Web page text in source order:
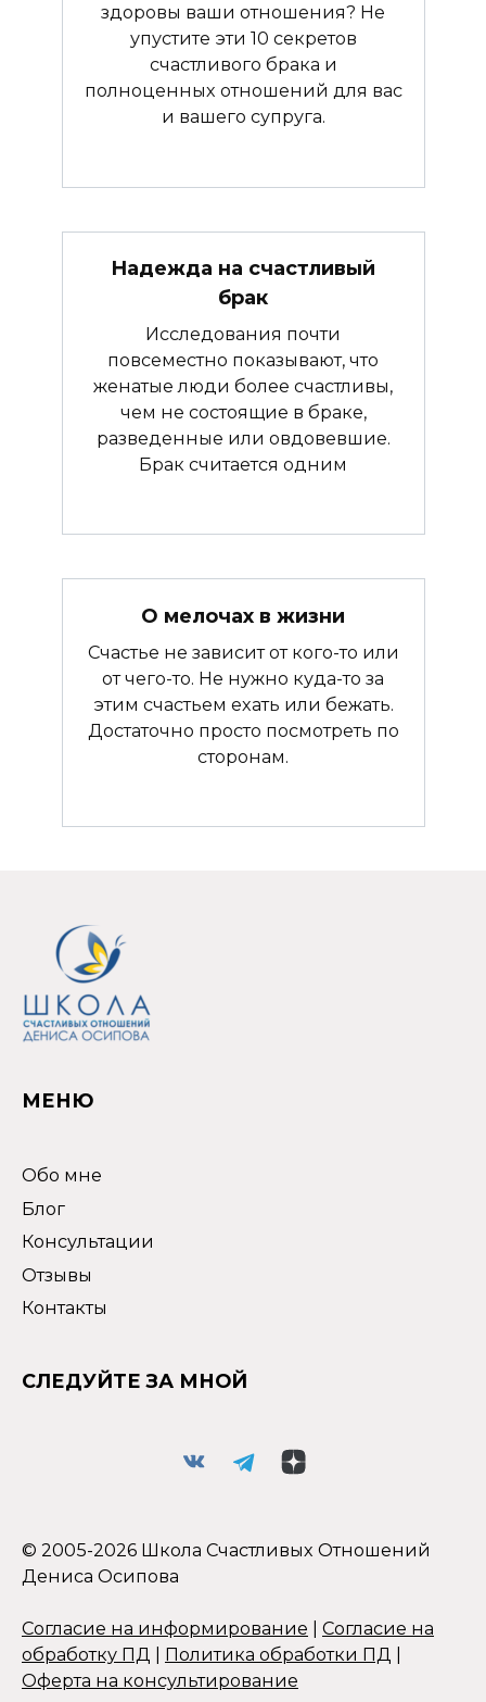
здоровы ваши отношения? Не
упустите эти 10 секретов
счастливого брака и
полноценных отношений для вас
и вашего супруга.
Надежда на счастливый
брак
Исследования почти
повсеместно показывают, что
женатые люди более счастливы,
чем не состоящие в браке,
разведенные или овдовевшие.
Брак считается одним
О мелочах в жизни
Счастье не зависит от кого-то или
от чего-то. Не нужно куда-то за
этим счастьем ехать или бежать.
Достаточно просто посмотреть по
сторонам.
МЕНЮ
Обо мне
Блог
Консультации
Отзывы
Контакты
СЛЕДУЙТЕ ЗА МНОЙ
© 2005-2026 Школа Счастливых Отношений
Дениса Осипова
Согласие на информирование
Согласие на
обработку ПД
Политика обработки ПД
Оферта на консультирование